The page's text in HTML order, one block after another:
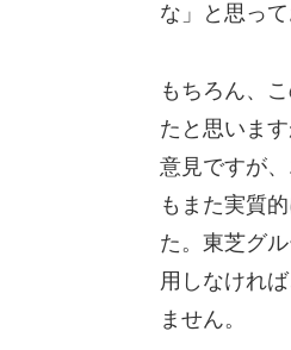
な」と思って
もちろん、
たと思いま
意見ですが
もまた実質
た。東芝グ
用しなけれ
ません。